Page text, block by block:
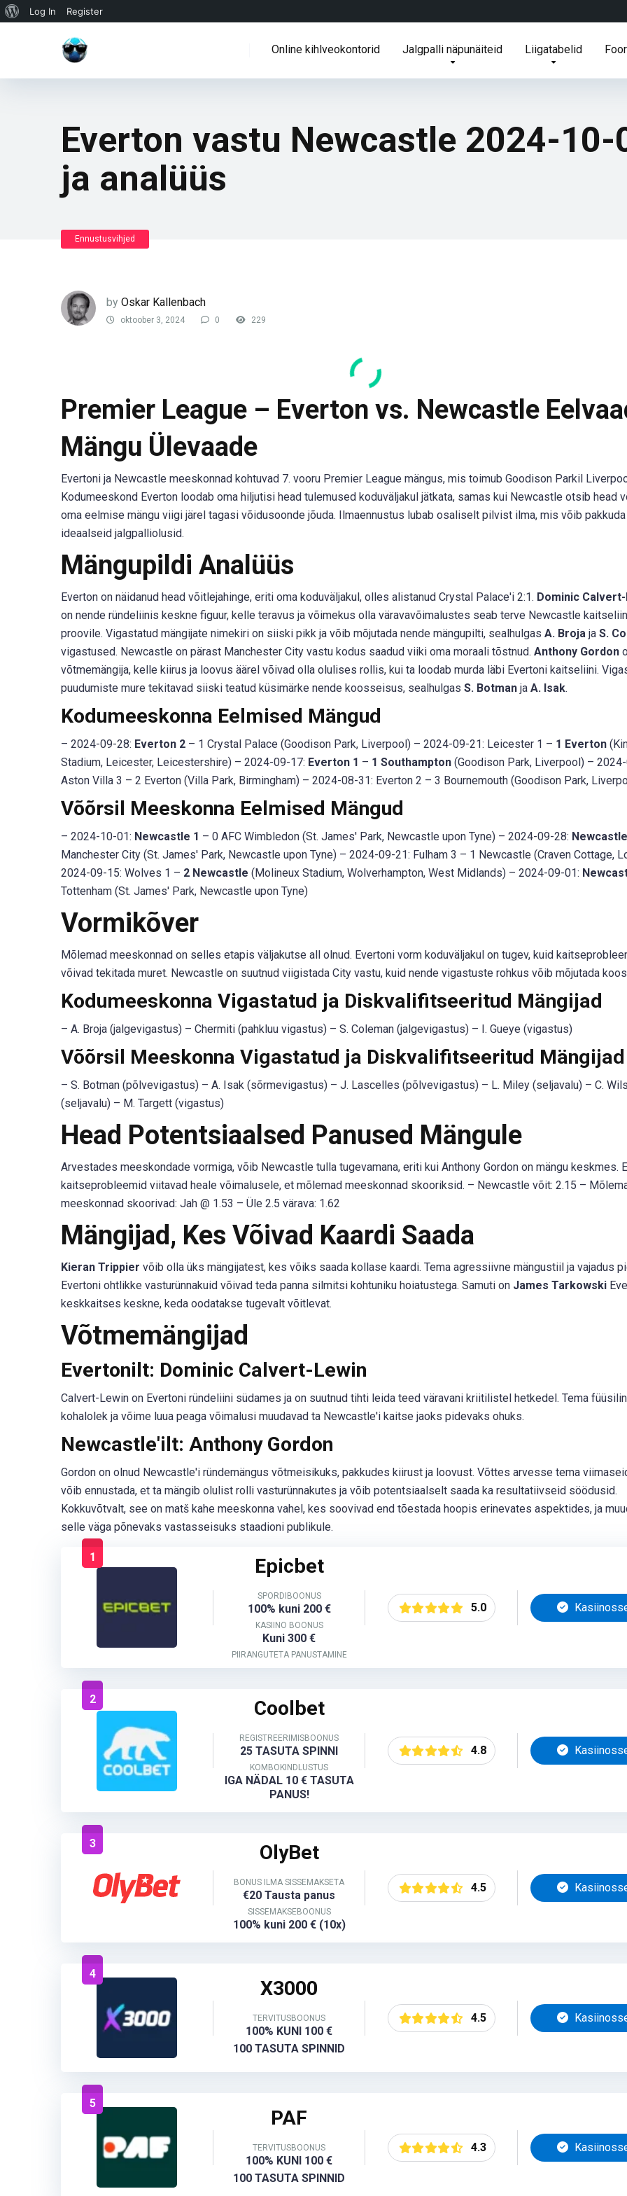
WordPressi
Log In Register
Online kihlveokontorid Jalgpalli näpunäiteid Liigatabelid
Everton vastu Newcastle 2024-
ja analüüs
Ennustusvihjed
by Oskar Kallenbach
oktoober 3, 2024 0 229
Premier League – Everton vs. Newcastle
Mängu Ülevaade
Evertoni ja Newcastle meeskonnad kohtuvad 7. vooru Premier League mängus, mis toimub Goodison Parkil
Kodumeeskond Everton loodab oma hiljutisi head tulemused koduväljakul jätkata, samas kui Newcastle otsib head
oma eelmise mängu viigi järel tagasi võidusoonde jõuda. Ilmaennustus lubab osaliselt pilvist ilma, mis võib pakkuda
ideaalseid jalgpalliolusid.
Mängupildi Analüüs
Everton on näidanud head võitlejahinge, eriti oma koduväljakul, olles alistanud Crystal Palace'i 2:1. Dominic
on nende ründeliinis keskne figuur, kelle teravus ja võimekus olla väravavõimalustes seab terve Newcastle
proovile. Vigastatud mängijate nimekiri on siiski pikk ja võib mõjutada nende mängupilti, sealhulgas A. Broja ja S.
vigastused. Newcastle on pärast Manchester City vastu kodus saadud viiki oma moraali tõstnud. Anthony Gordon
võtmemängija, kelle kiirus ja loovus äärel võivad olla olulises rollis, kui ta loodab murda läbi Evertoni kaitseliini.
puudumiste mure tekitavad siiski teatud küsimärke nende koosseisus, sealhulgas S. Botman ja A. Isak.
Kodumeeskonna Eelmised Mängud
– 2024-09-28: Everton 2 – 1 Crystal Palace (Goodison Park, Liverpool) – 2024-09-21: Leicester 1 – 1 Everton
Stadium, Leicester, Leicestershire) – 2024-09-17: Everton 1 – 1 Southampton (Goodison Park, Liverpool) –
Aston Villa 3 – 2 Everton (Villa Park, Birmingham) – 2024-08-31: Everton 2 – 3 Bournemouth (Goodison Park,
Võõrsil Meeskonna Eelmised Mängud
– 2024-10-01: Newcastle 1 – 0 AFC Wimbledon (St. James' Park, Newcastle upon Tyne) – 2024-09-28:
Manchester City (St. James' Park, Newcastle upon Tyne) – 2024-09-21: Fulham 3 – 1 Newcastle (Craven Cottage,
2024-09-15: Wolves 1 – 2 Newcastle (Molineux Stadium, Wolverhampton, West Midlands) – 2024-09-01:
Tottenham (St. James' Park, Newcastle upon Tyne)
Vormikõver
Mõlemad meeskonnad on selles etapis väljakutse all olnud. Evertoni vorm koduväljakul on tugev, kuid
võivad tekitada muret. Newcastle on suutnud viigistada City vastu, kuid nende vigastuste rohkus võib mõjutada
Kodumeeskonna Vigastatud ja Diskvalifitseeritud Mängijad
– A. Broja (jalgevigastus) – Chermiti (pahkluu vigastus) – S. Coleman (jalgevigastus) – I. Gueye (vigastus)
Võõrsil Meeskonna Vigastatud ja Diskvalifitseeritud Mängijad
– S. Botman (põlvevigastus) – A. Isak (sõrmevigastus) – J. Lascelles (põlvevigastus) – L. Miley (seljavalu) – C.
(seljavalu) – M. Targett (vigastus)
Head Potentsiaalsed Panused Mängule
Arvestades meeskondade vormiga, võib Newcastle tulla tugevamana, eriti kui Anthony Gordon on mängu keskmes.
kaitseprobleemid viitavad heale võimalusele, et mõlemad meeskonnad skooriksid. – Newcastle võit: 2.15 –
meeskonnad skoorivad: Jah @ 1.53 – Üle 2.5 värava: 1.62
Mängijad, Kes Võivad Kaardi Saada
Kieran Trippier võib olla üks mängijatest, kes võiks saada kollase kaardi. Tema agressiivne mängustiil ja vajadus
Evertoni ohtlikke vasturünnakuid võivad teda panna silmitsi kohtuniku hoiatustega. Samuti on James Tarkowski
keskkaitses keskne, keda oodatakse tugevalt võitlevat.
Võtmemängijad
Evertonilt: Dominic Calvert-Lewin
Calvert-Lewin on Evertoni ründeliini südames ja on suutnud tihti leida teed väravani kriitilistel hetkedel. Tema
kohalolek ja võime luua peaga võimalusi muudavad ta Newcastle'i kaitse jaoks pidevaks ohuks.
Newcastle'ilt: Anthony Gordon
Gordon on olnud Newcastle'i ründemängus võtmeisikuks, pakkudes kiirust ja loovust. Võttes arvesse tema
võib ennustada, et ta mängib olulist rolli vasturünnakutes ja võib potentsiaalselt saada ka resultatiivseid söödusid.
Kokkuvõtvalt, see on matš kahe meeskonna vahel, kes soovivad end tõestada hoopis erinevates aspektides, ja
selle väga põnevaks vastasseisuks staadioni publikule.
1 Epicbet
SPORDIBOONUS
100% kuni 200 €
KASIINO BOONUS
Kuni 300 €
PIIRANGUTETA PANUSTAMINE
5.0
2 Coolbet
REGISTREERIMISBOONUS
25 TASUTA SPINNI
KOMBOKINDLUSTUS
IGA NÄDAL 10 € TASUTA
PANUS!
4.8
3 OlyBet
BONUS ILMA SISSEMAKSETA
€20 Tausta panus
SISSEMAKSEBOONUS
100% kuni 200 € (10x)
4.5
4
X3000
TERVITUSBOONUS
100% KUNI 100 €
100 TASUTA SPINNID
4.5
5
PAF
TERVITUSBOONUS
100% KUNI 100 €
100 TASUTA SPINNID
4.3